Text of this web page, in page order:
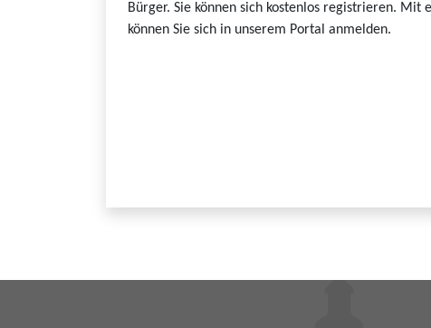
Bürger. Sie können sich kostenlos registrieren. Mit
können Sie sich in unserem Portal anmelden.